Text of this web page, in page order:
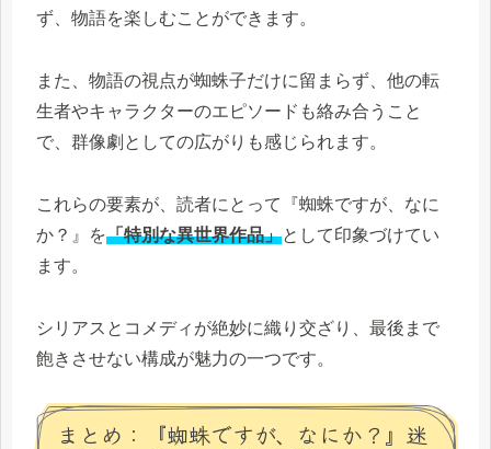
ず、物語を楽しむことができます。
また、物語の視点が蜘蛛子だけに留まらず、他の転
生者やキャラクターのエピソードも絡み合うこと
で、群像劇としての広がりも感じられます。
これらの要素が、読者にとって『蜘蛛ですが、なに
か？』を「特別な異世界作品」として印象づけてい
ます。
シリアスとコメディが絶妙に織り交ざり、最後まで
飽きさせない構成が魅力の一つです。
まとめ：『蜘蛛ですが、なにか？』迷